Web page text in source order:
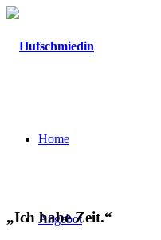
Home
Angebot
„Ich habe Zeit.“